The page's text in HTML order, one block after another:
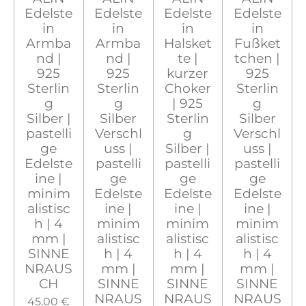
Edelste
in
Armba
nd |
925
Sterlin
g
Silber |
pastelli
ge
Edelste
ine |
minim
alistisc
h | 4
mm |
SINNE
NRAUS
CH
45,00 €
Edelste
in
Armba
nd |
925
Sterlin
g
Silber
Verschl
uss |
pastelli
ge
Edelste
ine |
minim
alistisc
h | 4
mm |
SINNE
NRAUS
Edelste
in
Halsket
te |
kurzer
Choker
| 925
Sterlin
g
Silber |
pastelli
ge
Edelste
ine |
minim
alistisc
h | 4
mm |
SINNE
NRAUS
Edelste
in
Fußket
tchen |
925
Sterlin
g
Silber
Verschl
uss |
pastelli
ge
Edelste
ine |
minim
alistisc
h | 4
mm |
SINNE
NRAUS